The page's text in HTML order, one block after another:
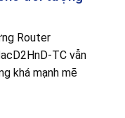
Router
TC vẫn
khá mạnh mẽ